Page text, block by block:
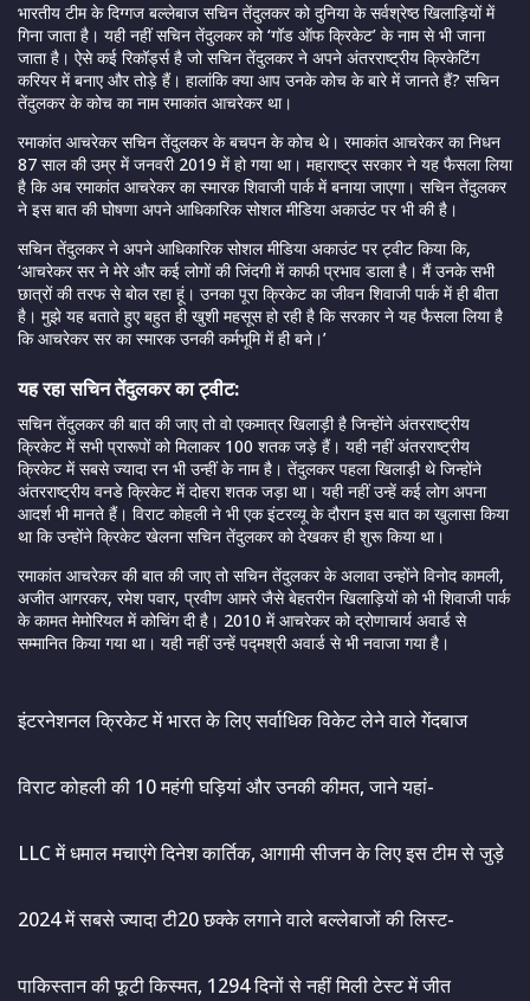
भारतीय टीम के दिग्गज बल्लेबाज सचिन तेंदुलकर को दुनिया के सर्वश्रेष्ठ खिलाड़ियों में
गिना जाता है। यही नहीं सचिन तेंदुलकर को ‘गॉड ऑफ क्रिकेट’ के नाम से भी जाना
जाता है। ऐसे कई रिकॉर्ड्स है जो सचिन तेंदुलकर ने अपने अंतरराष्ट्रीय क्रिकेटिंग
करियर में बनाए और तोड़े हैं। हालांकि क्या आप उनके कोच के बारे में जानते हैं? सचिन
तेंदुलकर के कोच का नाम रमाकांत आचरेकर था।
रमाकांत आचरेकर सचिन तेंदुलकर के बचपन के कोच थे। रमाकांत आचरेकर का निधन
87 साल की उम्र में जनवरी 2019 में हो गया था। महाराष्ट्र सरकार ने यह फैसला लिया
है कि अब रमाकांत आचरेकर का स्मारक शिवाजी पार्क में बनाया जाएगा। सचिन तेंदुलकर
ने इस बात की घोषणा अपने आधिकारिक सोशल मीडिया अकाउंट पर भी की है।
सचिन तेंदुलकर ने अपने आधिकारिक सोशल मीडिया अकाउंट पर ट्वीट किया कि,
‘आचरेकर सर ने मेरे और कई लोगों की जिंदगी में काफी प्रभाव डाला है। मैं उनके सभी
छात्रों की तरफ से बोल रहा हूं। उनका पूरा क्रिकेट का जीवन शिवाजी पार्क में ही बीता
है। मुझे यह बताते हुए बहुत ही खुशी महसूस हो रही है कि सरकार ने यह फैसला लिया है
कि आचरेकर सर का स्मारक उनकी कर्मभूमि में ही बने।’
यह रहा सचिन तेंदुलकर का ट्वीट:
सचिन तेंदुलकर की बात की जाए तो वो एकमात्र खिलाड़ी है जिन्होंने अंतरराष्ट्रीय
क्रिकेट में सभी प्रारूपों को मिलाकर 100 शतक जड़े हैं। यही नहीं अंतरराष्ट्रीय
क्रिकेट में सबसे ज्यादा रन भी उन्हीं के नाम है। तेंदुलकर पहला खिलाड़ी थे जिन्होंने
अंतरराष्ट्रीय वनडे क्रिकेट में दोहरा शतक जड़ा था। यही नहीं उन्हें कई लोग अपना
आदर्श भी मानते हैं। विराट कोहली ने भी एक इंटरव्यू के दौरान इस बात का खुलासा किया
था कि उन्होंने क्रिकेट खेलना सचिन तेंदुलकर को देखकर ही शुरू किया था।
रमाकांत आचरेकर की बात की जाए तो सचिन तेंदुलकर के अलावा उन्होंने विनोद कामली,
अजीत आगरकर, रमेश पवार, प्रवीण आमरे जैसे बेहतरीन खिलाड़ियों को भी शिवाजी पार्क
के कामत मेमोरियल में कोचिंग दी है। 2010 में आचरेकर को द्रोणाचार्य अवार्ड से
सम्मानित किया गया था। यही नहीं उन्हें पद्मश्री अवार्ड से भी नवाजा गया है।
इंटरनेशनल क्रिकेट में भारत के लिए सर्वाधिक विकेट लेने वाले गेंदबाज
विराट कोहली की 10 महंगी घड़ियां और उनकी कीमत, जाने यहां-
LLC में धमाल मचाएंगे दिनेश कार्तिक, आगामी सीजन के लिए इस टीम से जुड़े
2024 में सबसे ज्यादा टी20 छक्के लगाने वाले बल्लेबाजों की लिस्ट-
पाकिस्तान की फूटी किस्मत, 1294 दिनों से नहीं मिली टेस्ट में जीत